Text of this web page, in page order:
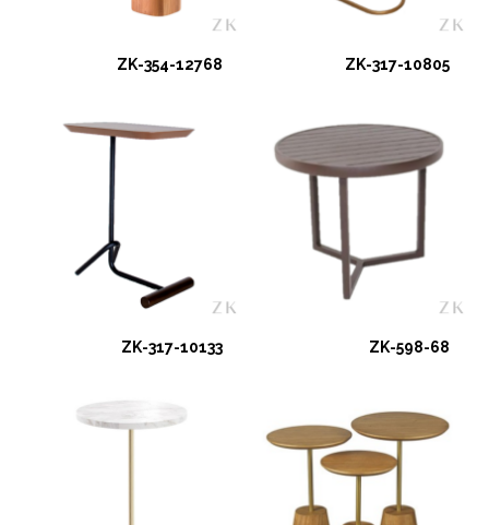
ZK-354-12768 ZK-317-10805
ZK-317-10133 ZK-598-68